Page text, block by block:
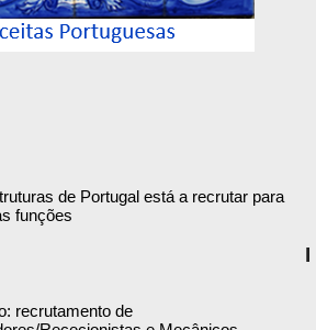
de Portugal está a recrutar para
funções
recrutamento de
I